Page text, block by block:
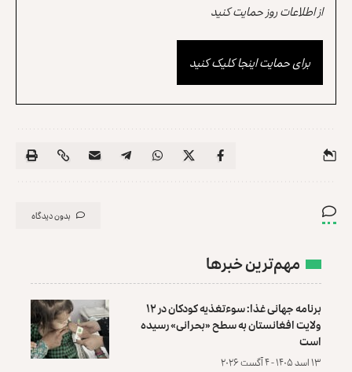
از اطلاعات روز حمایت کنید
برای حمایت اینجا کلیک کنید
بدون دیدگاه
مهم‌ترین خبرها
برنامه جهانی غذا: سوءتغذیه کودکان در ۱۲
ولایت افغانستان به سطح «بحرانی» رسیده
است
۱۳ اسد ۱۴۰۵ - ۴ آگست ۲۰۲۶